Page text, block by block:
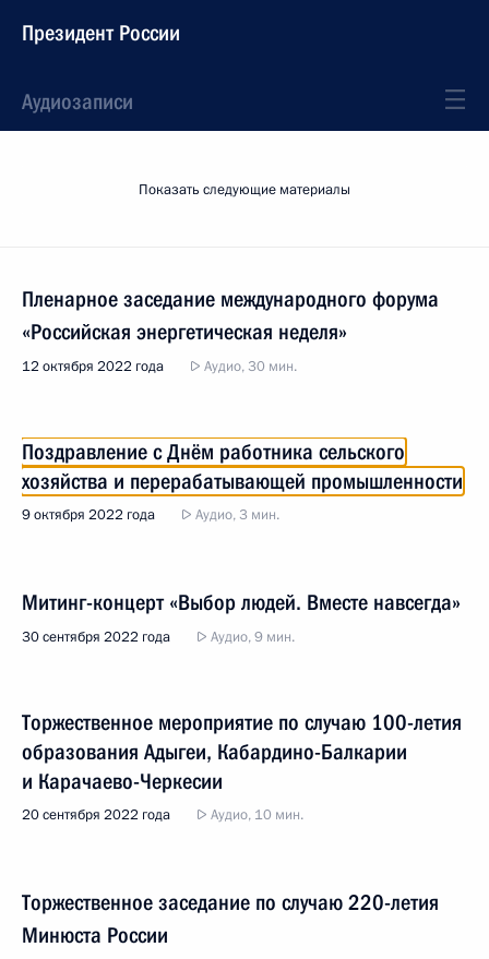
Президент России
Аудиозаписи
Показать следующие материалы
Пленарное заседание международного форума
«Российская энергетическая неделя»
12 октября 2022 года Аудио, 30 мин.
Поздравление с Днём работника сельского
хозяйства и перерабатывающей промышленности
9 октября 2022 года Аудио, 3 мин.
Митинг-концерт «Выбор людей. Вместе навсегда»
30 сентября 2022 года Аудио, 9 мин.
Торжественное мероприятие по случаю 100-летия
образования Адыгеи, Кабардино-Балкарии
и Карачаево-Черкесии
20 сентября 2022 года Аудио, 10 мин.
Торжественное заседание по случаю 220-летия
Минюста России